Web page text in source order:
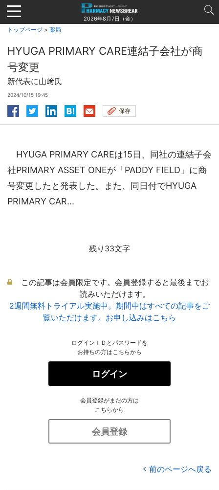
Jump
to
navigation
2026年8月7日（金）
トップページ > 薬局
HYUGA PRIMARY CARE連結子会社が商
号変更
新代表に山﨑氏
2024/10/15 19:45
保存
HYUGA PRIMARY CAREは15日、同社の連結子会
社PRIMARY ASSET ONEが「PADDY FIELD」に商
号変更したと発表した。また、同日付でHYUGA
PRIMARY CAR...
残り33文字
この記事は会員限定です。会員登録すると最後までお
読みいただけます。
2週間無料トライアル実施中。期間中はすべての記事をご
覧いただけます。お申し込みはこちら
ログインＩＤとパスワードを
お持ちの方はこちらから
ログイン
会員登録がまだの方は
こちらから
会員登録
前のページへ戻る